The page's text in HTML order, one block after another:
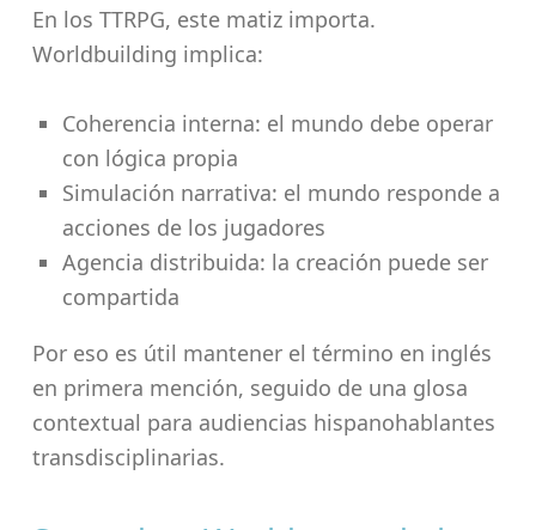
En los TTRPG, este matiz importa.
Worldbuilding implica:
Coherencia interna: el mundo debe operar
con lógica propia
Simulación narrativa: el mundo responde a
acciones de los jugadores
Agencia distribuida: la creación puede ser
compartida
Por eso es útil mantener el término en inglés
en primera mención, seguido de una glosa
contextual para audiencias hispanohablantes
transdisciplinarias.